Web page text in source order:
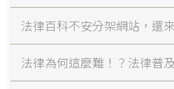
法律百科不安分架網站，還
法律為何這麼難！？法律普